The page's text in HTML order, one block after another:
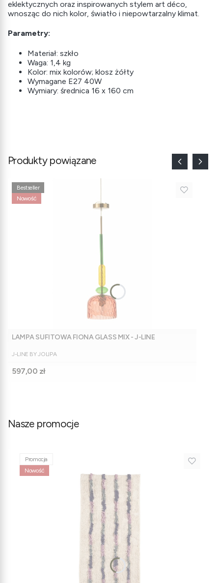
eklektycznych oraz inspirowanych stylem art déco,
wnosząc do nich kolor, światło i niepowtarzalny klimat.
Parametry:
Materiał: szkło
Waga: 1,4 kg
Kolor: mix kolorów; klosz żółty
Wymagane E27 40W
Wymiary: średnica 16 x 160 cm
Produkty powiązane
Bestseller
Nowość
LAMPA SUFITOWA FIONA GLASS MIX - J-LINE
PRODUCENT
J-LINE BY JOLIPA
Cena
597,00 zł
Nasze promocje
Promocja
Nowość